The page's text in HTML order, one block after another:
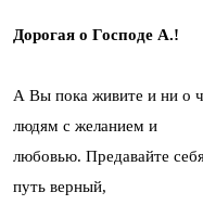
Дорогая о Господе А.!
А Вы пока живите и ни о
людям с желанием и
любовью. Предавайте
путь верный,